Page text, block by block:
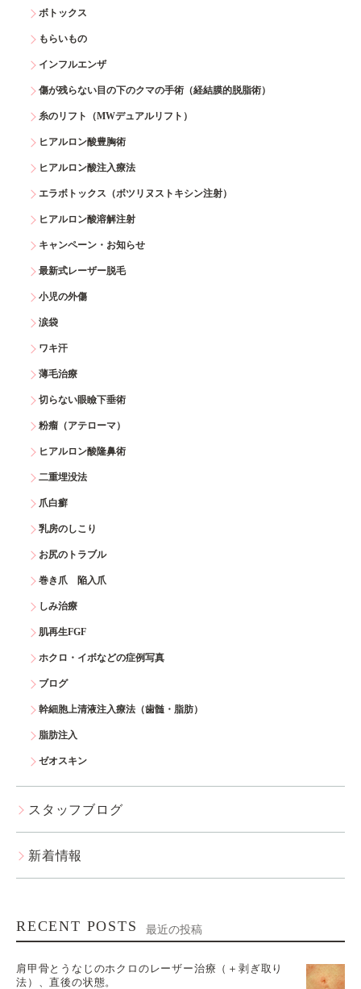
ボトックス
もらいもの
インフルエンザ
傷が残らない目の下のクマの手術（経結膜的脱脂術）
糸のリフト（MWデュアルリフト）
ヒアルロン酸豊胸術
ヒアルロン酸注入療法
エラボトックス（ボツリヌストキシン注射）
ヒアルロン酸溶解注射
キャンペーン・お知らせ
最新式レーザー脱毛
小児の外傷
涙袋
ワキ汗
薄毛治療
切らない眼瞼下垂術
粉瘤（アテローマ）
ヒアルロン酸隆鼻術
二重埋没法
爪白癬
乳房のしこり
お尻のトラブル
巻き爪 陥入爪
しみ治療
肌再生FGF
ホクロ・イボなどの症例写真
ブログ
幹細胞上清液注入療法（歯髄・脂肪）
脂肪注入
ゼオスキン
スタッフブログ
新着情報
RECENT POSTS 最近の投稿
肩甲骨とうなじのホクロのレーザー治療（＋剥ぎ取り
法）、直後の状態。